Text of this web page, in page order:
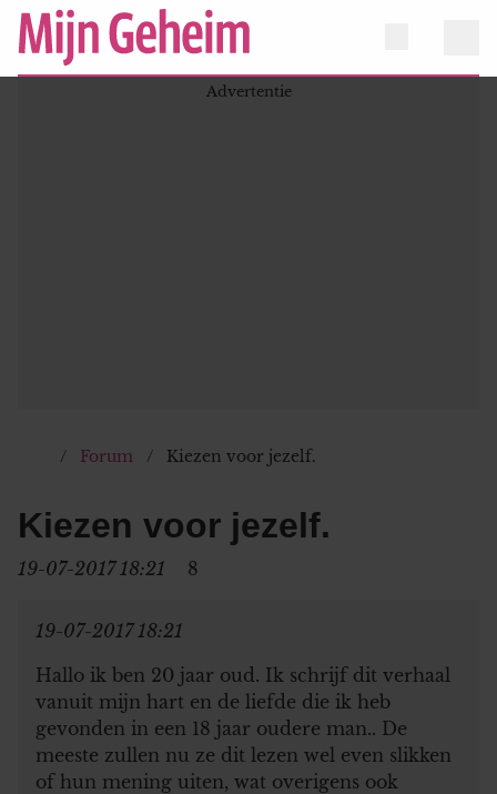
Forum Kiezen voor jezelf.
Kiezen voor jezelf.
19-07-2017 18:21 8
19-07-2017 18:21
Hallo ik ben 20 jaar oud. Ik schrijf dit verhaal
vanuit mijn hart en de liefde die ik heb
gevonden in een 18 jaar oudere man.. De
meeste zullen nu ze dit lezen wel even slikken
of hun mening uiten, wat overigens ook